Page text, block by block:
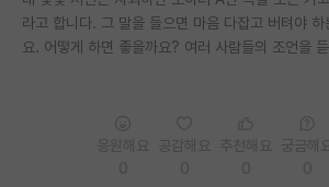
이벤트
반도체 아카데미
라고 합니다. 그 말을 들으면 마음 다잡고 버텨야
요. 어떻게 하면 좋을까요? 여러 사람들의 조언을